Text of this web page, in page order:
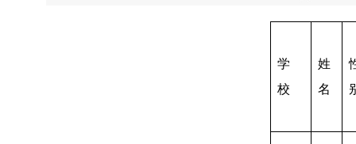
学
校
姓
名